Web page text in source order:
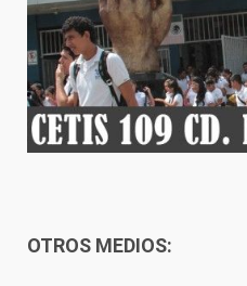
OTROS MEDIOS: